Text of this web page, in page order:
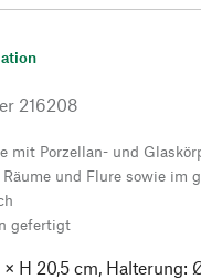
216208
mit Porzellan- und
und Flure sowie im
gefertigt
× H 20,5 cm, Halterung: